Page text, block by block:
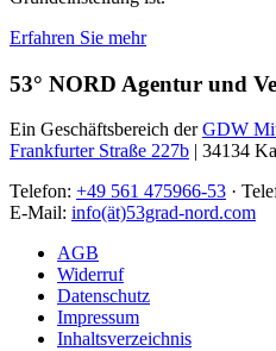
Erfahren Sie mehr
53° NORD Agentur und
Ein Geschäftsbereich derGDW
Frankfurter Straße 227b | 34134
Telefon: +49 561 475966-53 ·
E-Mail: info(ät)53grad-nord.com
AGB
Widerruf
Datenschutz
Impressum
Inhaltsverzeichnis